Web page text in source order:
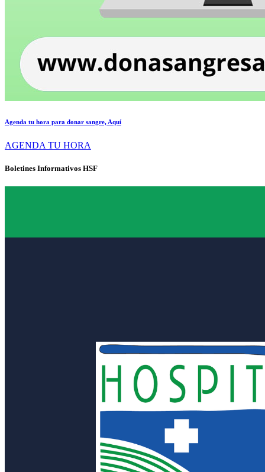
Agenda tu hora para donar sangre, Aquí
AGENDA TU HORA
Boletines Informativos HSF